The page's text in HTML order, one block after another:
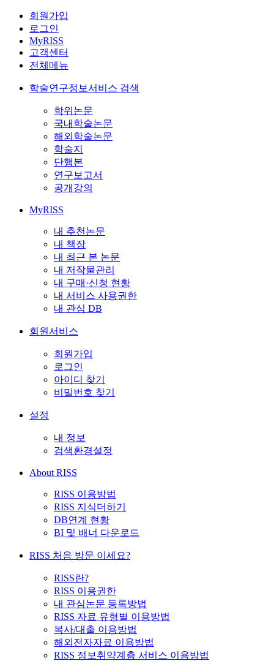
회원가입
로그인
MyRISS
고객센터
전체메뉴
학술연구정보서비스 검색
학위논문
국내학술논문
해외학술논문
학술지
단행본
연구보고서
공개강의
MyRISS
내 추천논문
내 책장
내 최근 본 논문
내 저작물관리
내 구매·신청 현황
내 서비스 사용권한
내 관심 DB
회원서비스
회원가입
로그인
아이디 찾기
비밀번호 찾기
설정
내 정보
검색환경설정
About RISS
RISS 이용방법
RISS 지식더하기
DB연계 현황
BI 및 배너 다운로드
RISS 처음 방문 이세요?
RISS란?
RISS 이용권한
내 관심논문 등록방법
RISS 자료 유형별 이용방법
복사/대출 이용방법
해외전자자료 이용방법
RISS 정보취약계층 서비스 이용방법